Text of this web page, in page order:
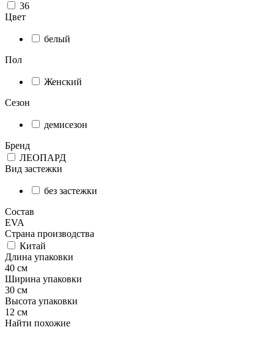
36
Цвет
белый
Пол
Женский
Сезон
демисезон
Бренд
ЛЕОПАРД
Вид застежки
без застежки
Состав
EVA
Страна производства
Китай
Длина упаковки
40 см
Ширина упаковки
30 см
Высота упаковки
12 см
Найти похожие